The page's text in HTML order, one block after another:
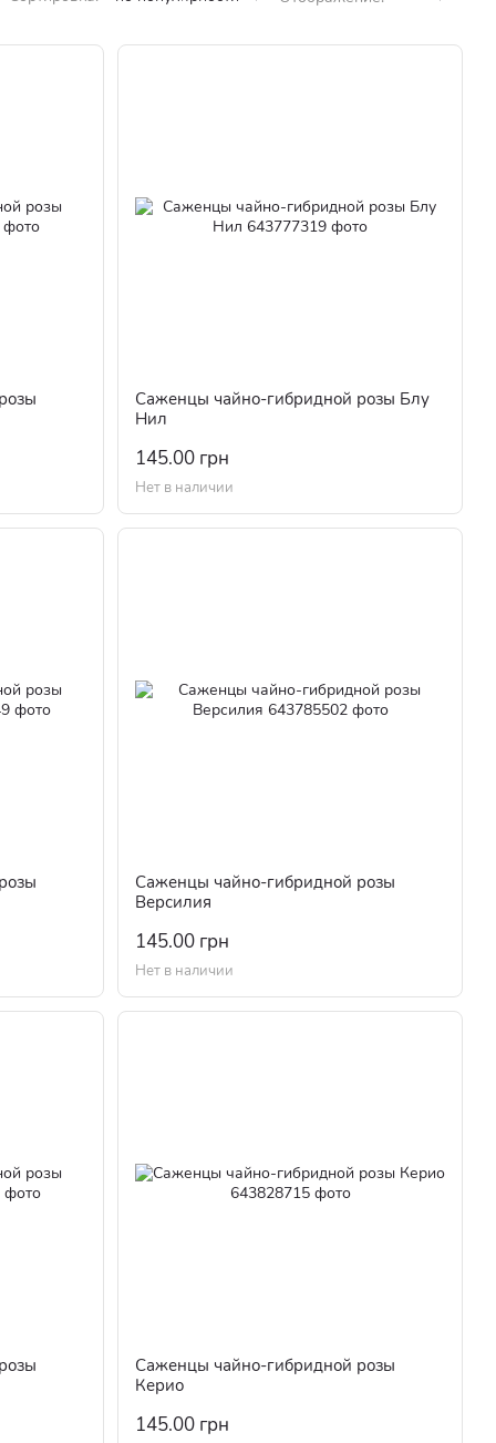
Саженцы чайно-гибридной розы Блу
Нил
145.00 грн
Нет в наличии
Саженцы чайно-гибридной розы
Версилия
145.00 грн
Нет в наличии
Саженцы чайно-гибридной розы
Керио
145.00 грн